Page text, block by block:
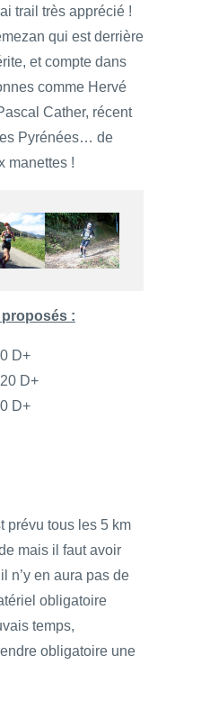
trail très apprécié !
qui est derrière
et compte dans
comme Hervé
Cather, récent
Pyrénées… de
manettes !
:
D+
D+
D+
prévu tous les 5 km
mais il faut avoir
n’y en aura pas de
obligatoire
temps,
obligatoire une